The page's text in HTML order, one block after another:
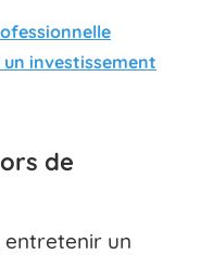
investissement
de
entretenir un